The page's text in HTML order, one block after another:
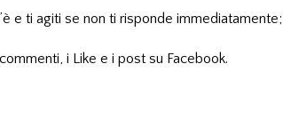
e ti agiti se non ti risponde immediatamente;
i Like e i post su Facebook.